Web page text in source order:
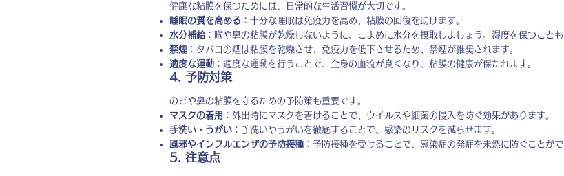
健康な粘膜を保つためには、日常的な生活習慣が大切です。
睡眠の質を高める ：十分な睡眠は免疫力を高め、粘膜の回復を助けます。
水分補給：喉や鼻の粘膜が乾燥しないように、こまめに水分を摂取しましょう。湿度を保つことも
禁煙 ：タバコの煙は粘膜を乾燥させ、免疫力を低下させるため、禁煙が推奨されます。
適度な運動 ：適度な運動を行うことで、全身の血流が良くなり、粘膜の健康が保たれます。
4. 予防対策
のどや鼻の粘膜を守るための予防策も重要です。
マスクの着用 ：外出時にマスクを着けることで、ウイルスや細菌の侵入を防ぐ効果があります。
手洗い・うがい ：手洗いやうがいを徹底することで、感染のリスクを減らせます。
風邪やインフルエンザの予防接種 ：予防接種を受けることで、感染症の発症を未然に防ぐことがで
5. 注意点